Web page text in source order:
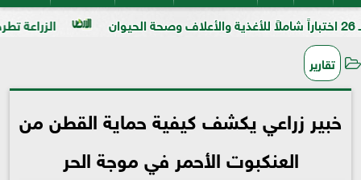
الزراعة تطرح 5 أصناف قمح جديدة عالية الإنتاجية استعدادًا للموسم الجديد
تقارير
خبير زراعي يكشف كيفية حماية القطن من
العنكبوت الأحمر في موجة الحر